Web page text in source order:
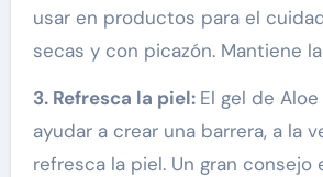
usar en productos para el
secas y con picazón. Mantiene
3. Refresca la piel: El gel de
ayudar a crear una barrera, a la
refresca la piel. Un gran consejo